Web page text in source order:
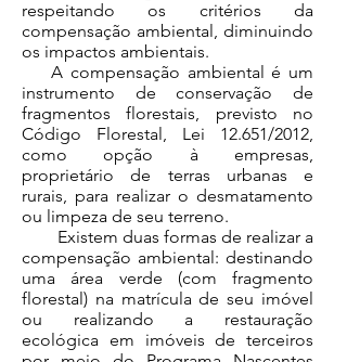
respeitando os critérios da
compensação ambiental, diminuindo
os impactos ambientais.
A compensação ambiental é um
instrumento de conservação de
fragmentos florestais, previsto no
Código Florestal, Lei 12.651/2012,
como opção à empresas,
proprietário de terras urbanas e
rurais, para realizar o desmatamento
ou limpeza de seu terreno.
Existem duas formas de realizar a
compensação ambiental: destinando
uma área verde (com fragmento
florestal) na matrícula de seu imóvel
ou realizando a restauração
ecológica em imóveis de terceiros